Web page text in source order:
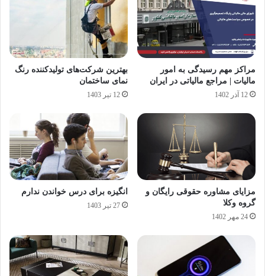
مراکز مهم رسیدگی به امور
مالیات | مراجع مالیاتی در ایران
12 آذر 1402
بهترین شرکت‌های تولیدکننده رنگ
نمای ساختمان
12 تیر 1403
مزایای مشاوره حقوقی رایگان و
گروه وکلا
24 مهر 1402
انگیزه برای درس خواندن ندارم
27 تیر 1403